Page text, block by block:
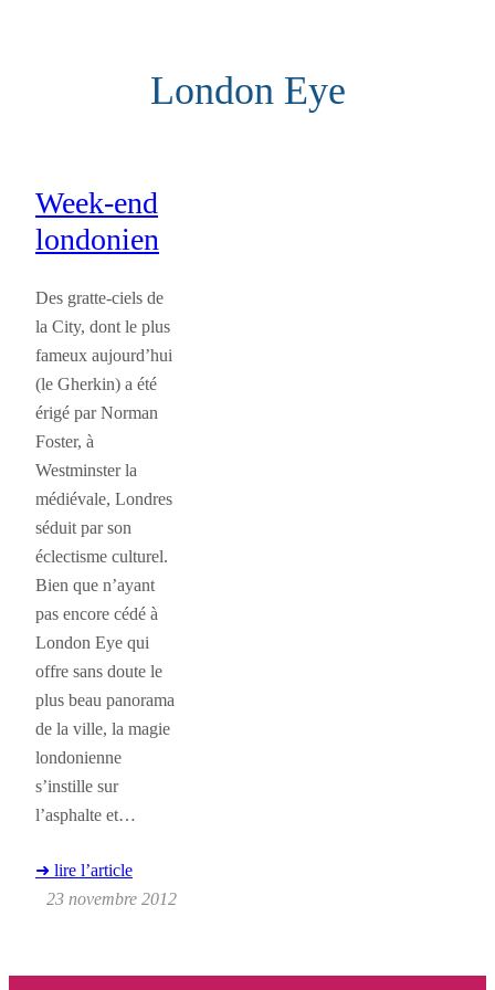
London Eye
Week-end
londonien
Des gratte-ciels de
la City, dont le plus
fameux aujourd’hui
(le Gherkin) a été
érigé par Norman
Foster, à
Westminster la
médiévale, Londres
séduit par son
éclectisme culturel.
Bien que n’ayant
pas encore cédé à
London Eye qui
offre sans doute le
plus beau panorama
de la ville, la magie
londonienne
s’instille sur
l’asphalte et…
➜ lire l’article
23 novembre 2012